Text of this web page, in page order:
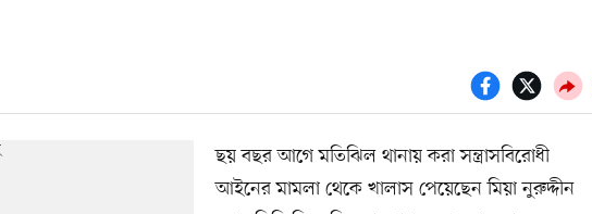
ছয় বছর আগে মতিঝিল থানায় করা সন্ত্রাসবিরোধী
আইনের মামলা থেকে খালাস পেয়েছেন মিয়া নুরুদ্দীন